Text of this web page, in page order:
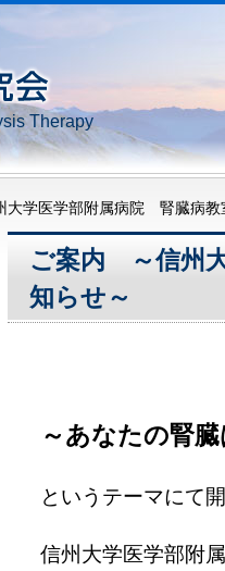
Therapy
学医学部附属病院 腎臓病教
ご案内 ～信州
知らせ～
～あなたの腎
というテーマにて
信州大学医学部附